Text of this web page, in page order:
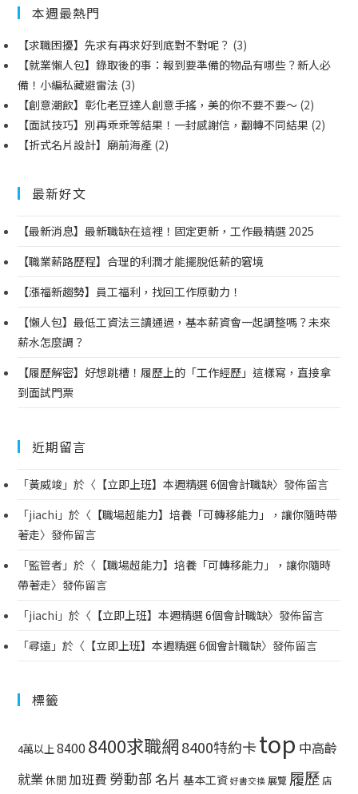
本週最熱門
【求職困擾】先求有再求好到底對不對呢？ (3)
【就業懶人包】錄取後的事：報到要準備的物品有哪些？新人必
備！小編私藏避雷法 (3)
【創意潮飲】彰化老豆達人創意手搖，美的你不要不要～ (2)
【面試技巧】別再乖乖等結果！一封感謝信，翻轉不同結果 (2)
【折式名片設計】廟前海產 (2)
最新好文
【最新消息】最新職缺在這裡！固定更新，工作最精選 2025
【職業薪路歷程】合理的利潤才能擺脫低薪的窘境
【漲福新趨勢】員工福利，找回工作原動力！
【懶人包】最低工資法三讀通過，基本薪資會一起調整嗎？未來
薪水怎麼調？
【履歷解密】好想跳槽！履歷上的「工作經歷」這樣寫，直接拿
到面試門票
近期留言
「黃威竣 」於〈 【立即上班】本週精選 6個會計職缺〉發佈留言
「jiachi 」於〈 【職場超能力】培養「可轉移能力」，讓你隨時帶
著走〉發佈留言
「監管者 」於〈 【職場超能力】培養「可轉移能力」，讓你隨時
帶著走〉發佈留言
「jiachi 」於〈 【立即上班】本週精選 6個會計職缺〉發佈留言
「尋遠 」於〈 【立即上班】本週精選 6個會計職缺〉發佈留言
標籤
4萬以上8400 8400求職網8400特約卡top 中高齡
就業休閒加班費 勞動部 名片 基本工資 好書交換 展覽 履歷店